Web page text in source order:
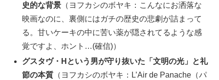
史的な背景 （ヨフカシのボヤキ：こんなにお洒落な
映画なのに、裏側にはガチの歴史の悲劇が詰まって
る。甘いケーキの中に苦い薬が隠されてるような感
覚ですよ、ホント…(確信)）
グスタヴ・Hという男が守り抜いた「文明の光」と礼
節の本質 （ヨフカシのボヤキ：L’Air de Panache（パ